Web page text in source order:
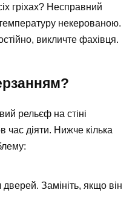
гріхах? Несправний
некерованою.
викличте фахівця.
рельєф на стіні
діяти. Нижче кілька
Замініть, якщо він